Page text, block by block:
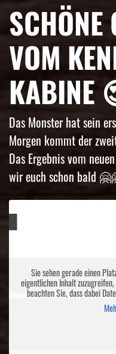
SCHÖNE
OM
ABINE
Das Monster hat sein
Morgen kommt der
Das Ergebnis vom
wir euch schon bald
Sie sehen gerade einen
eigentlichen Inhalt
beachten Sie, dass dabei